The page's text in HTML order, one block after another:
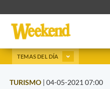
TEMAS DEL DÍA
TURISMO | 04-05-2021 07:00